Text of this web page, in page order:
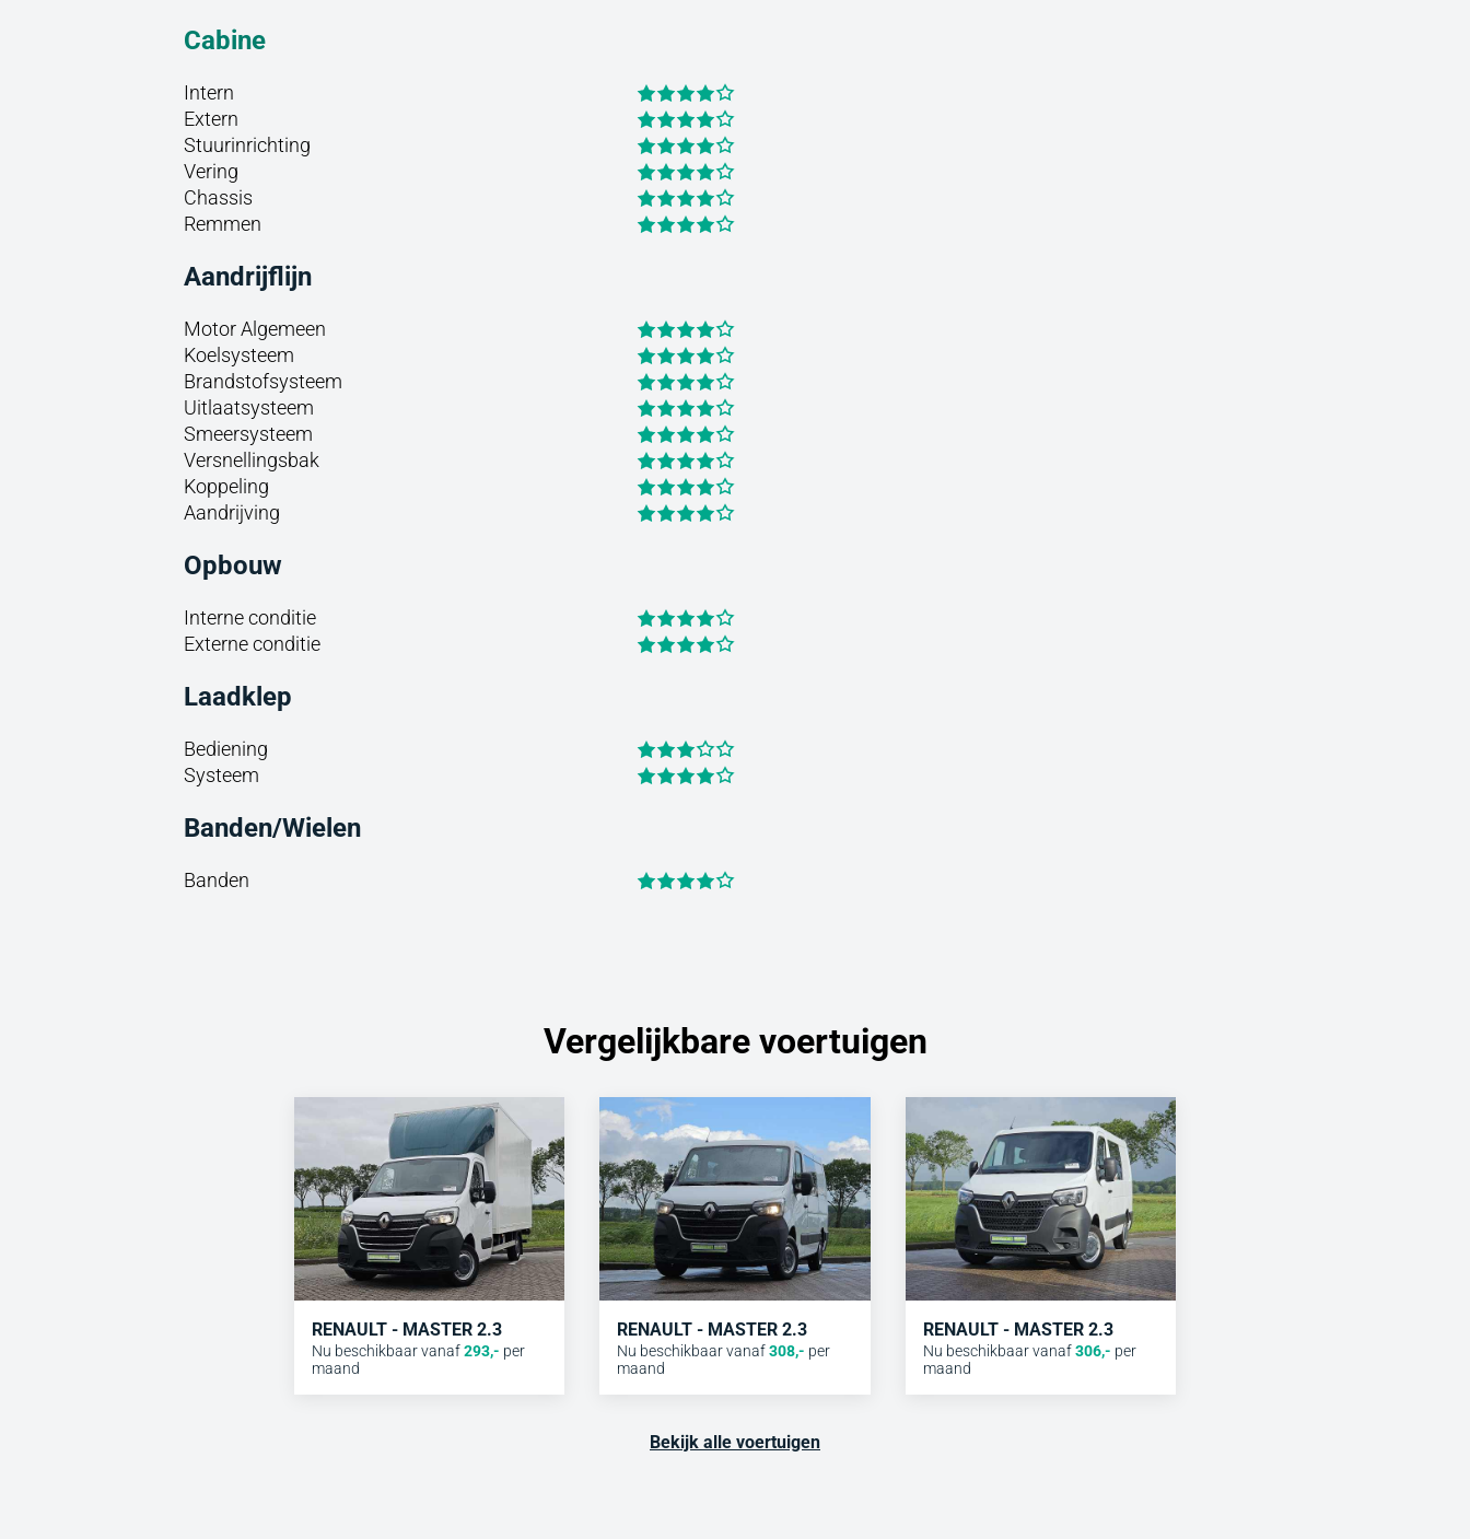
Cabine
Intern
Extern
Stuurinrichting
Vering
Chassis
Remmen
Aandrijflijn
Motor Algemeen
Koelsysteem
Brandstofsysteem
Uitlaatsysteem
Smeersysteem
Versnellingsbak
Koppeling
Aandrijving
Opbouw
Interne conditie
Externe conditie
Laadklep
Bediening
Systeem
Banden/Wielen
Banden
Vergelijkbare voertuigen
RENAULT - MASTER 2.3
Nu beschikbaar vanaf 293,- per
maand
RENAULT - MASTER 2.3
Nu beschikbaar vanaf 308,- per
maand
RENAULT - MASTER 2.3
Nu beschikbaar vanaf 306,- per
maand
Bekijk alle voertuigen